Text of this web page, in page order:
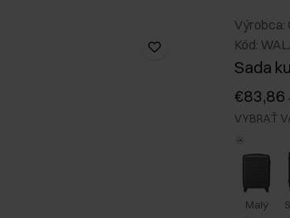
Výrobca:
Kód:
Sada
€83,86 -
VYBRAŤ
Malý